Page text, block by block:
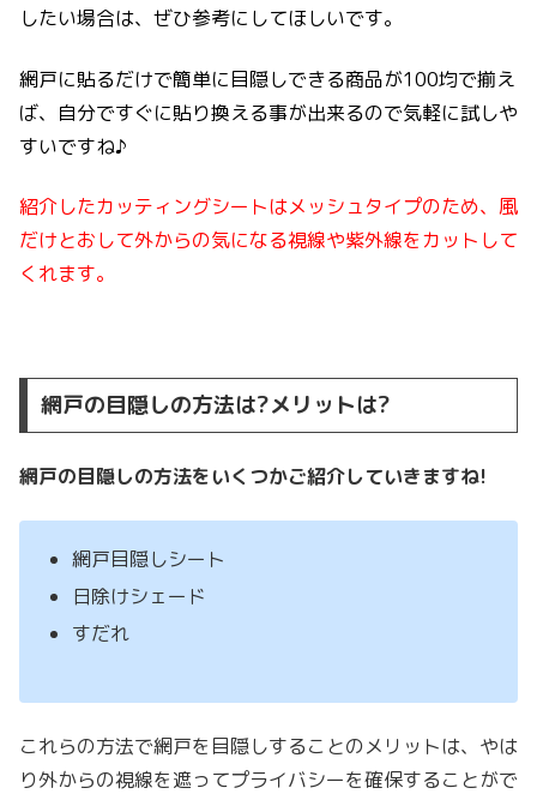
したい場合は、ぜひ参考にしてほしいです。
網戸に貼るだけで簡単に目隠しできる商品が100均で揃え
ば、自分ですぐに貼り換える事が出来るので気軽に試しや
すいですね♪
紹介したカッティングシートはメッシュタイプのため、風
だけとおして外からの気になる視線や紫外線をカットして
くれます。
網戸の目隠しの方法は?メリットは?
網戸の目隠しの方法をいくつかご紹介していきますね!
網戸目隠しシート
日除けシェード
すだれ
これらの方法で網戸を目隠しすることのメリットは、やは
り外からの視線を遮ってプライバシーを確保することがで